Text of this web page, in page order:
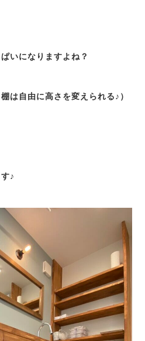
いになりますよね？
は自由に高さを変えられる♪）
♪